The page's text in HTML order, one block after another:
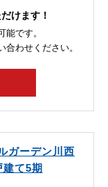
けます！
です。
わせください。
ガーデン川西
て5期